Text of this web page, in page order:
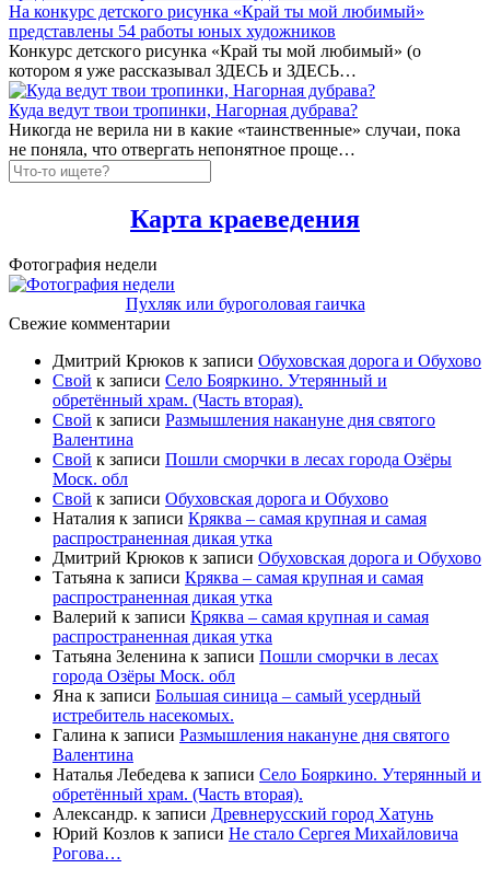
На конкурс детского рисунка «Край ты мой любимый»
представлены 54 работы юных художников
Конкурс детского рисунка «Край ты мой любимый» (о
котором я уже рассказывал ЗДЕСЬ и ЗДЕСЬ…
Куда ведут твои тропинки, Нагорная дубрава?
Никогда не верила ни в какие «таинственные» случаи, пока
не поняла, что отвергать непонятное проще…
Карта краеведения
Фотография недели
Пухляк или буроголовая гаичка
Свежие комментарии
Дмитрий Крюков к записи Обуховская дорога и Обухово
Свой к записи Село Бояркино. Утерянный и
обретённый храм. (Часть вторая).
Свой к записи Размышления накануне дня святого
Валентина
Свой к записи Пошли сморчки в лесах города Озёры
Моск. обл
Свой к записи Обуховская дорога и Обухово
Наталия к записи Кряква – самая крупная и самая
распространенная дикая утка
Дмитрий Крюков к записи Обуховская дорога и Обухово
Татьяна к записи Кряква – самая крупная и самая
распространенная дикая утка
Валерий к записи Кряква – самая крупная и самая
распространенная дикая утка
Татьяна Зеленина к записи Пошли сморчки в лесах
города Озёры Моск. обл
Яна к записи Большая синица – самый усердный
истребитель насекомых.
Галина к записи Размышления накануне дня святого
Валентина
Наталья Лебедева к записи Село Бояркино. Утерянный и
обретённый храм. (Часть вторая).
Александр. к записи Древнерусский город Хатунь
Юрий Козлов к записи Не стало Сергея Михайловича
Рогова…